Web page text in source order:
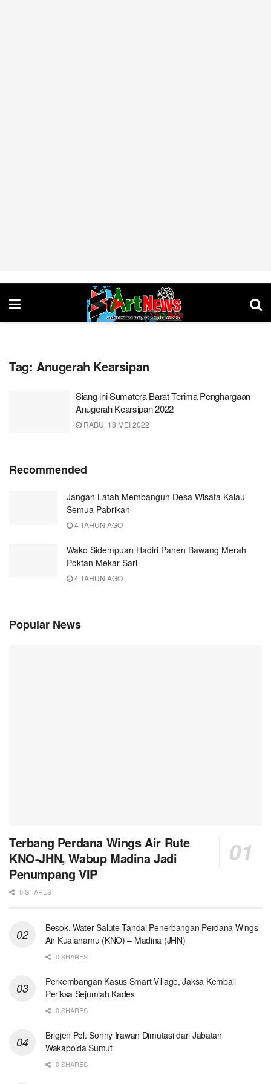
Tag: Anugerah Kearsipan
Siang ini Sumatera Barat Terima Penghargaan
Anugerah Kearsipan 2022
RABU, 18 MEI 2022
Recommended
Jangan Latah Membangun Desa Wisata Kalau
Semua Pabrikan
4 TAHUN AGO
Wako Sidempuan Hadiri Panen Bawang Merah
Poktan Mekar Sari
4 TAHUN AGO
Popular News
Terbang Perdana Wings Air Rute
KNO-JHN, Wabup Madina Jadi
Penumpang VIP
0 SHARES
Besok, Water Salute Tandai Penerbangan Perdana Wings
Air Kualanamu (KNO) – Madina (JHN)
0 SHARES
Perkembangan Kasus Smart Village, Jaksa Kembali
Periksa Sejumlah Kades
0 SHARES
Brigjen Pol. Sonny Irawan Dimutasi dari Jabatan
Wakapolda Sumut
0 SHARES